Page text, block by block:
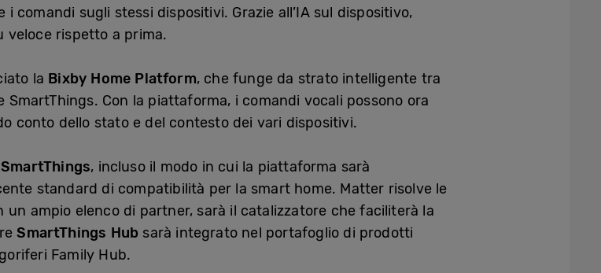
comandi sugli stessi dispositivi. Grazie all’IA sul dispositivo,
veloce rispetto a prima.
la Bixby Home Platform, che funge da strato intelligente tra
SmartThings. Con la piattaforma, i comandi vocali possono ora
conto dello stato e del contesto dei vari dispositivi.
SmartThings, incluso il modo in cui la piattaforma sarà
standard di compatibilità per la smart home. Matter risolve le
ampio elenco di partner, sarà il catalizzatore che faciliterà la
SmartThings Hub sarà integrato nel portafoglio di prodotti
Family Hub.